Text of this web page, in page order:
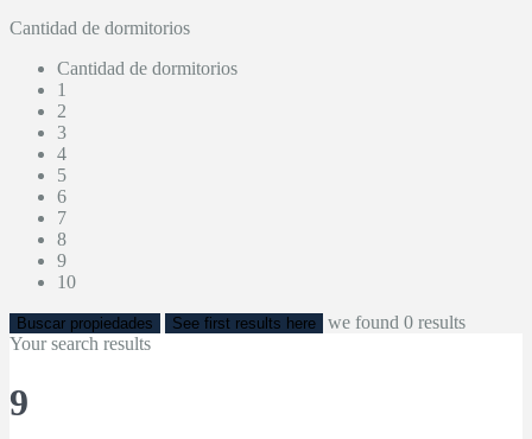
Cantidad de dormitorios
Cantidad de dormitorios
1
2
3
4
5
6
7
8
9
10
Buscar propiedades See first results here we found 0 results
Your search results
9